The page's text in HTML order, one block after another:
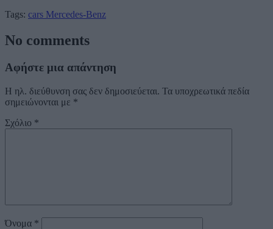
Tags: cars Mercedes-Benz
No comments
Αφήστε μια απάντηση
Η ηλ. διεύθυνση σας δεν δημοσιεύεται. Τα υποχρεωτικά πεδία
σημειώνονται με *
Σχόλιο *
Όνομα *